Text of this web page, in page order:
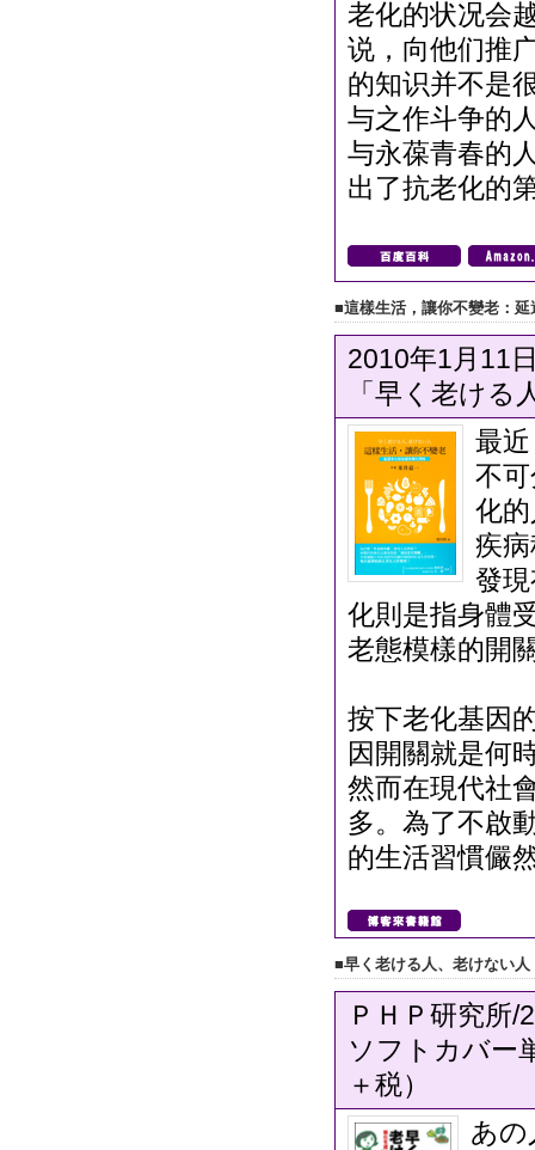
老化的状况会
说，向他们推
的知识并不是
与之作斗争的
与永葆青春的
出了抗老化的
■這樣生活，讓你不變老：
2010年1月11
「早く老ける
最
不
化
疾
發
化則是指身體
老態模樣的開
按下老化基因
因開關就是何
然而在現代社
多。為了不啟
的生活習慣儼
■早く老ける人、老けない人
ＰＨＰ研究所/
ソフトカバー
＋税）
あの